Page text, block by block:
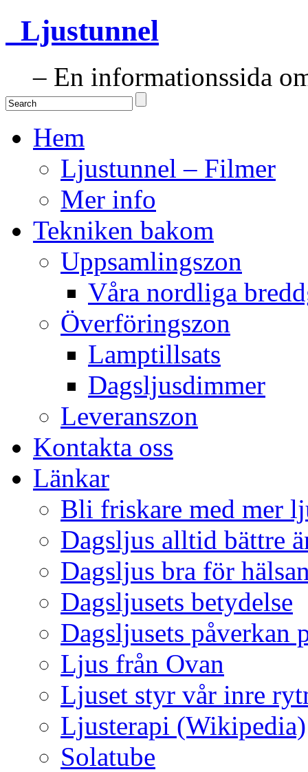
Ljustunnel
– En informationssida
Hem
Ljustunnel – Filmer
Mer info
Tekniken bakom
Uppsamlingszon
Våra nordliga
Överföringszon
Lamptillsats
Dagsljusdimmer
Leveranszon
Kontakta oss
Länkar
Bli friskare med mer
Dagsljus alltid bättre
Dagsljus bra för
Dagsljusets betydelse
Dagsljusets påverkan
Ljus från Ovan
Ljuset styr vår inre
Ljusterapi (Wikipedia)
Solatube